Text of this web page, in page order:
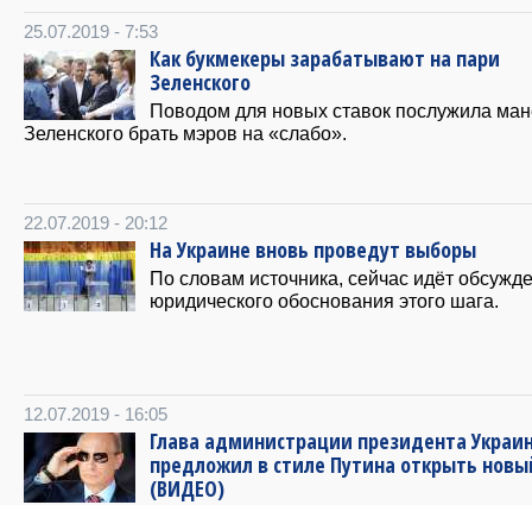
25.07.2019 - 7:53
Как букмекеры зарабатывают на пари
Зеленского
Поводом для новых ставок послужила
Зеленского брать мэров на «слабо».
22.07.2019 - 20:12
На Украине вновь проведут выборы
По словам источника, сейчас идёт
юридического обоснования этого шага.
12.07.2019 - 16:05
Глава администрации президента
предложил в стиле Путина открыть
(ВИДЕО)